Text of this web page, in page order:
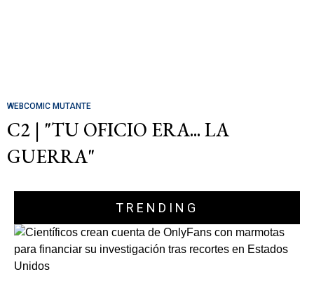
WEBCOMIC MUTANTE
C2 | "TU OFICIO ERA... LA
GUERRA"
TRENDING